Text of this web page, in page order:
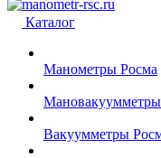
Каталог
Манометры Росма
Вакуумметры